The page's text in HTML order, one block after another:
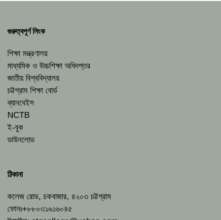
গুরুত্বপূর্ণ লিংক
শিক্ষা মন্ত্রণালয়
মাধ্যমিক ও উচ্চশিক্ষা অধিদপ্তর
জাতীয় বিশ্ববিদ্যালয়
চট্টগ্রাম শিক্ষা বোর্ড
ব্যানবেইস
NCTB
ই-বুক
ডাউনলোড
ঠিকানা
কলেজ রোড, চকবাজার, ৪২০৩ চট্টগ্রাম
ফোনঃ+৮৮০৩১৬১৬০৪৫